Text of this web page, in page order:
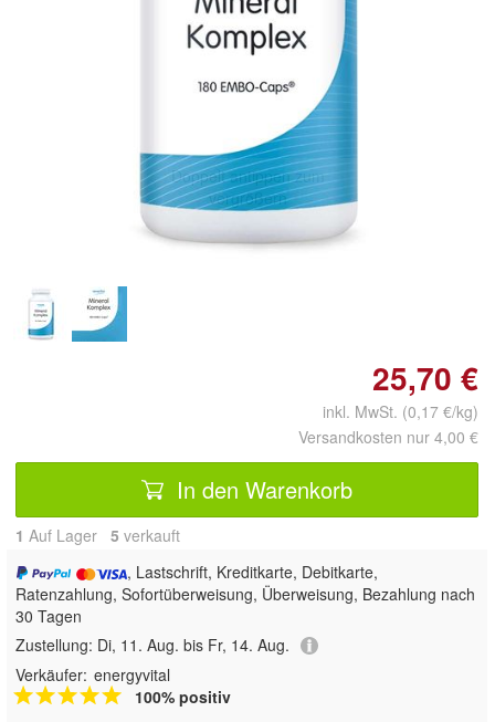
Doppelt antippen zum
vergrößern
25,70 €
inkl. MwSt. (0,17 €/kg)
Versandkosten nur 4,00 €
In den Warenkorb
1 Auf Lager 5 verkauft
, Lastschrift, Kreditkarte, Debitkarte,
Ratenzahlung, Sofortüberweisung, Überweisung, Bezahlung nach
30 Tagen
Zustellung: Di, 11. Aug. bis Fr, 14. Aug.
Verkäufer: energyvital
100% positiv